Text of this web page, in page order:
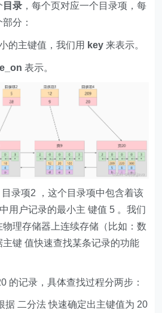
目录 ，每个页对应一个目录项，每
分：
的主键值，我们用 key 来表示。
表示。
录项2 ，这个目录项中包含着该
用户记录的最小主 键值 5 。我们
物理存储器上连续存储（比如：数
键 值快速查找某条记录的功能
的记录，具体查找过程分两步：
据 二分法 快速确定出主键值为 20